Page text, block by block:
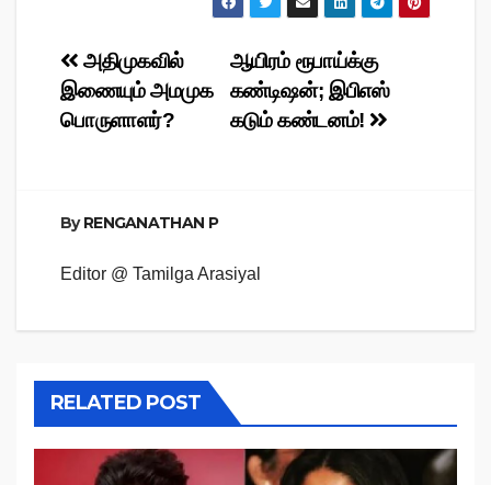
Post
navigation
ஆயிரம் ரூபாய்க்கு
கண்டிஷன்; இபிஎஸ்
கடும் கண்டனம்!
அதிமுகவில்
இணையும் அமமுக
பொருளாளர்?
ByRENGANATHAN P
Editor @ Tamilga Arasiyal
RELATED POST